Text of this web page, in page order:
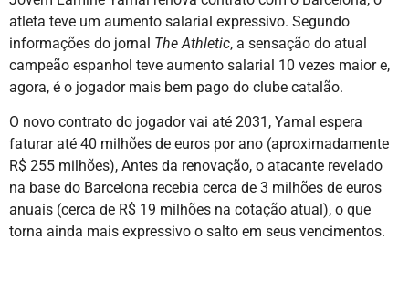
atleta teve um aumento salarial expressivo. Segundo
informações do jornal The Athletic, a sensação do atual
campeão espanhol teve aumento salarial 10 vezes maior e,
agora, é o jogador mais bem pago do clube catalão.
O novo contrato do jogador vai até 2031, Yamal espera
faturar até 40 milhões de euros por ano (aproximadamente
R$ 255 milhões), Antes da renovação, o atacante revelado
na base do Barcelona recebia cerca de 3 milhões de euros
anuais (cerca de R$ 19 milhões na cotação atual), o que
torna ainda mais expressivo o salto em seus vencimentos.